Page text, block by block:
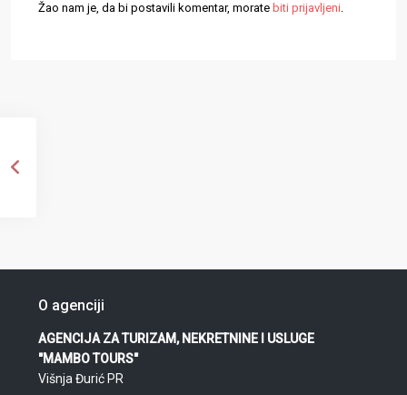
Žao nam je, da bi postavili komentar, morate biti prijavljeni.
O agenciji
AGENCIJA ZA TURIZAM, NEKRETNINE I USLUGE
"MAMBO TOURS"
Višnja Đurić PR